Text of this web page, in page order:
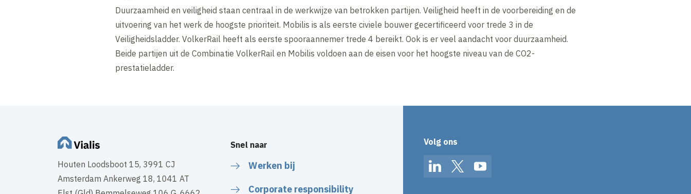
Duurzaamheid en veiligheid staan centraal in de werkwijze van betrokken partijen. Veiligheid heeft in de voorbereiding en de
uitvoering van het werk de hoogste prioriteit. Mobilis is als eerste civiele bouwer gecertificeerd voor trede 3 in de
Veiligheidsladder. VolkerRail heeft als eerste spooraannemer trede 4 bereikt. Ook is er veel aandacht voor duurzaamheid.
Beide partijen uit de Combinatie VolkerRail en Mobilis voldoen aan de eisen voor het hoogste niveau van de CO2-
prestatieladder.
Houten Loodsboot 15, 3991 CJ
Amsterdam Ankerweg 18, 1041 AT
Snel naar
Werken bij
Corporate responsibility
Volg ons
LinkedInTwitterYouTube